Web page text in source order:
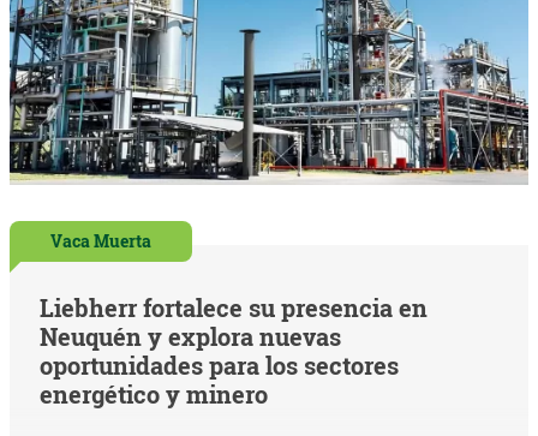
Vaca Muerta
Liebherr fortalece su presencia en
Neuquén y explora nuevas
oportunidades para los sectores
energético y minero